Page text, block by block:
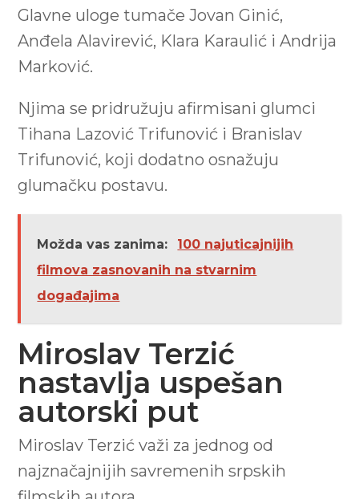
Glavne uloge tumače Jovan Ginić,
Anđela Alavirević, Klara Karaulić i Andrija
Marković.
Njima se pridružuju afirmisani glumci
Tihana Lazović Trifunović i Branislav
Trifunović, koji dodatno osnažuju
glumačku postavu.
Možda vas zanima:
100 najuticajnijih
filmova zasnovanih na stvarnim
događajima
Miroslav Terzić
nastavlja uspešan
autorski put
Miroslav Terzić važi za jednog od
najznačajnijih savremenih srpskih